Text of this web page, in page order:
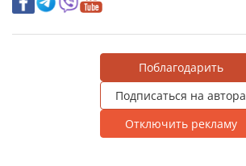
Поблагодарить
Подписаться на автора
Отключить рекламу